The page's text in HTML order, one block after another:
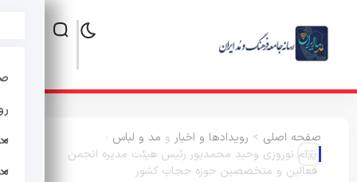
صفحه اصلی > رویدادها و اخبار و مد و لباس :
پیام نوروزی وحید محمدپور رئیس هیئت مدیره انجمن
فعالین و متخصصین حوزه حجاب کشور